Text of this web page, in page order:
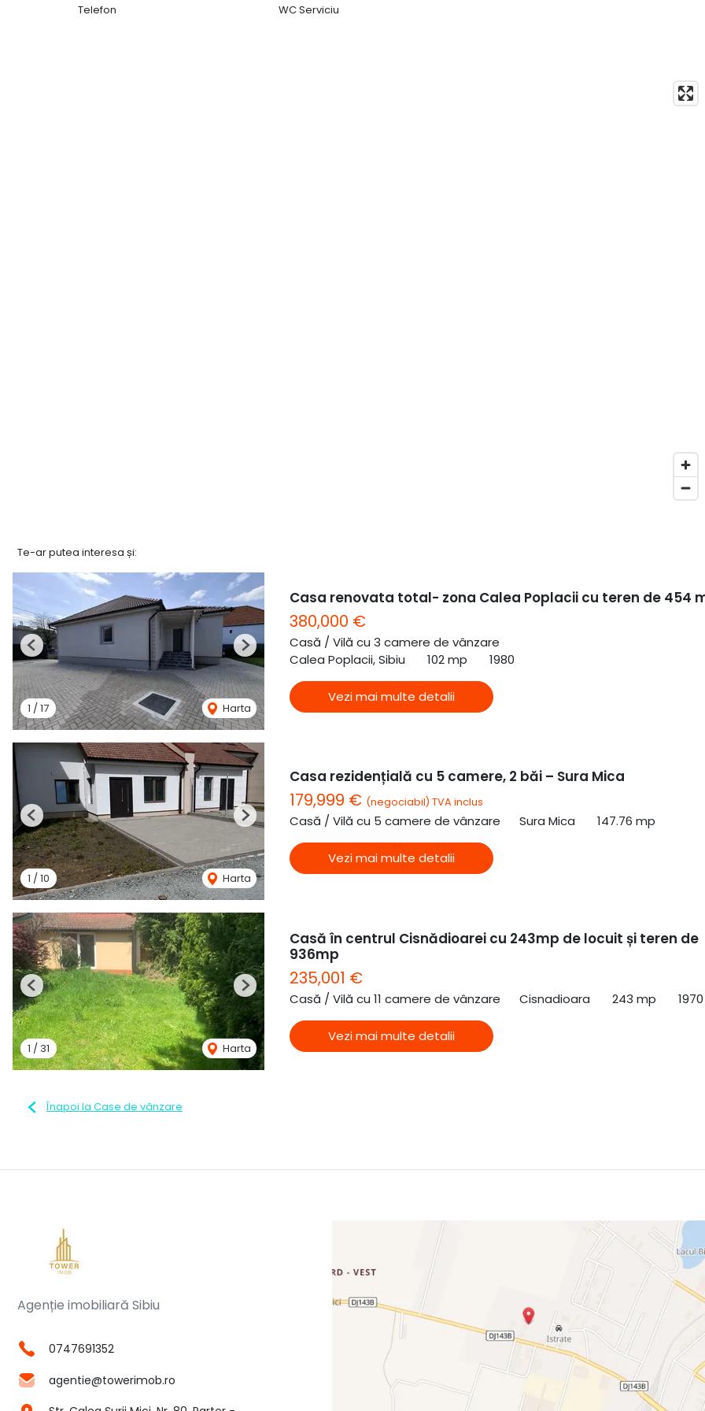
Telefon
WC Serviciu
Te-ar putea interesa și:
1 /17 Harta
Previous Next
Casa renovata total- zona Calea Poplacii cu teren de 454
380,000 €
Casă / Vilă cu 3 camere de vânzare
Calea Poplacii, Sibiu
102 mp 1980
Vezi mai multe detalii
1 /10 Harta
Previous Next
Casa rezidențială cu 5 camere, 2 băi – Sura Mica
179,999 € (negociabil) TVA inclus
Casă / Vilă cu 5 camere de vânzare Sura Mica 147.76 mp
Vezi mai multe detalii
1 / 31 Harta
Previous Next
Casă în centrul Cisnădioarei cu 243mp de locuit și teren de
936mp
235,001 €
Casă / Vilă cu 11 camere de vânzare Cisnadioara 243 mp 1970
Vezi mai multe detalii
Înapoi la Case de vânzare
Agenție imobiliară Sibiu
0747691352
agentie@towerimob.ro